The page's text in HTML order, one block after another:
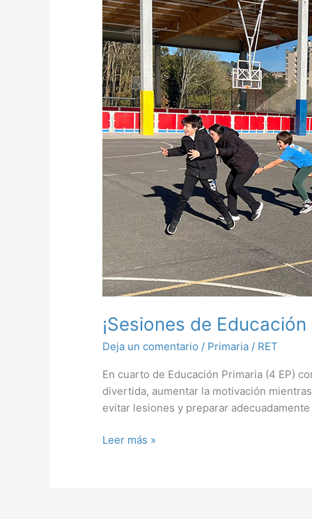
¡Sesiones de
Deja un comentario / Primaria / RET
En cuarto de Educación Primaria (4 EP)
divertida, aumentar la motivación
evitar lesiones y preparar
EP!
Leer más »